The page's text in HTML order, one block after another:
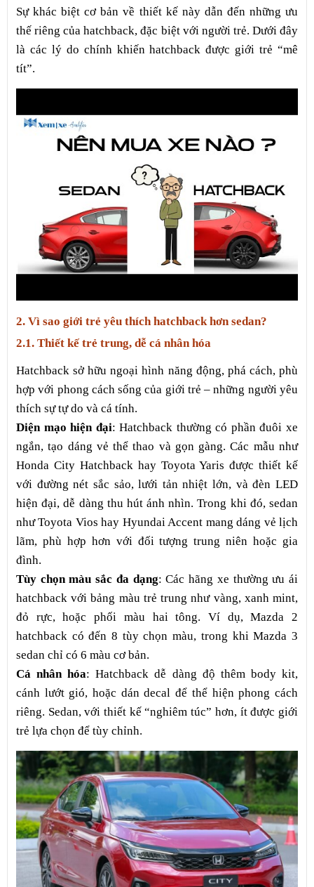
Sự khác biệt cơ bản về thiết kế này dẫn đến những ưu
thế riêng của hatchback, đặc biệt với người trẻ. Dưới đây
là các lý do chính khiến hatchback được giới trẻ “mê
tít”.
2. Vì sao giới trẻ yêu thích hatchback hơn sedan?
2.1. Thiết kế trẻ trung, dễ cá nhân hóa
Hatchback sở hữu ngoại hình năng động, phá cách, phù
hợp với phong cách sống của giới trẻ – những người yêu
thích sự tự do và cá tính.
Diện mạo hiện đại: Hatchback thường có phần đuôi xe
ngắn, tạo dáng vẻ thể thao và gọn gàng. Các mẫu như
Honda City Hatchback hay Toyota Yaris được thiết kế
với đường nét sắc sảo, lưới tản nhiệt lớn, và đèn LED
hiện đại, dễ dàng thu hút ánh nhìn. Trong khi đó, sedan
như Toyota Vios hay Hyundai Accent mang dáng vẻ lịch
lãm, phù hợp hơn với đối tượng trung niên hoặc gia
đình.
Tùy chọn màu sắc đa dạng: Các hãng xe thường ưu ái
hatchback với bảng màu trẻ trung như vàng, xanh mint,
đỏ rực, hoặc phối màu hai tông. Ví dụ, Mazda 2
hatchback có đến 8 tùy chọn màu, trong khi Mazda 3
sedan chỉ có 6 màu cơ bản.
Cá nhân hóa: Hatchback dễ dàng độ thêm body kit,
cánh lướt gió, hoặc dán decal để thể hiện phong cách
riêng. Sedan, với thiết kế “nghiêm túc” hơn, ít được giới
trẻ lựa chọn để tùy chỉnh.